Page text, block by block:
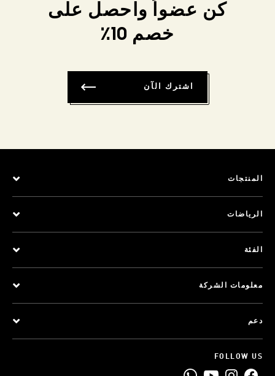
كن عضواً واحصل على
خصم 10٪
اشترك الآن
المنتجات
الرياضات
الفئة
معلومات الشركة
دعم
FOLLOW US